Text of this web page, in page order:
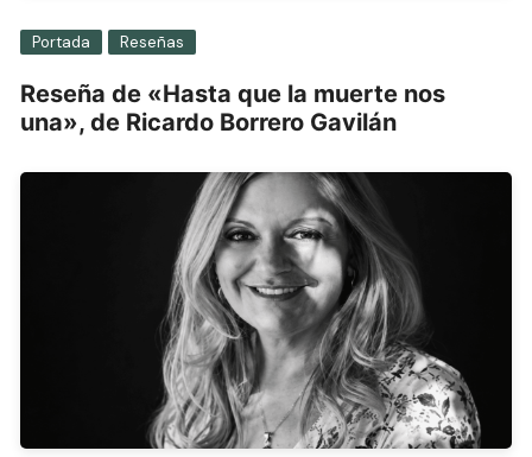
Portada Reseñas
Reseña de «Hasta que la muerte nos
una», de Ricardo Borrero Gavilán